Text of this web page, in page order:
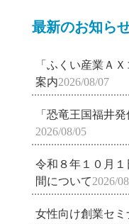
最新のお知ら
「ふくい産業Ａ
案内2026/08/07
「恐竜王国福井
2026/08/05
令和８年１０月
間について2026/
女性向け創業セミ